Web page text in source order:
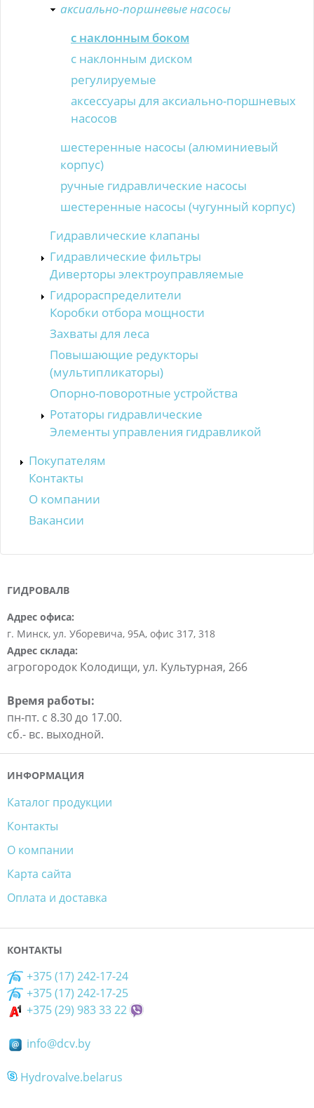
аксиально-поршневые насосы
c наклонным боком
c наклонным диском
регулируемые
аксессуары для аксиально-поршневых
насосов
шестеренные насосы (алюминиевый
корпус)
ручные гидравлические насосы
шестеренные насосы (чугунный корпус)
Гидравлические клапаны
Гидравлические фильтры
Диверторы электроуправляемые
Гидрораспределители
Коробки отбора мощности
Захваты для леса
Повышающие редукторы
(мультипликаторы)
Опорно-поворотные устройства
Ротаторы гидравлические
Элементы управления гидравликой
Покупателям
Контакты
О компании
Вакансии
ГИДРОВАЛВ
Адрес офиса:
г. Минск, ул. Уборевича, 95А, офис 317, 318
Адрес склада:
агрогородок Колодищи, ул. Культурная, 266
Время работы:
пн-пт. c 8.30 до 17.00.
сб.- вс. выходной.
ИНФОРМАЦИЯ
Каталог продукции
Контакты
О компании
Карта сайта
Оплата и доставка
КОНТАКТЫ
+375 (17) 242-17-24
+375 (17) 242-17-25
+375 (29) 983 33 22
info@dcv.by
Hydrovalve.belarus